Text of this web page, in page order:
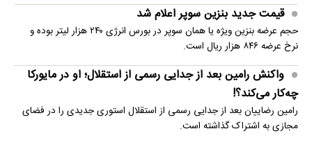
قیمت جدید بنزین سوپر اعلام شد
حجم عرضه بنزین ویژه یا همان سوپر در بورس انرژی ۲۴۰ هزار لیتر بوده و
نرخ عرضه ۸۴۶ هزار ریال است.
واکنش رامین بعد از جدایی رسمی از استقلال؛ او در مایورکا
چه‌کار می‌کند؟!
رامین رضاییان بعد از جدایی رسمی از استقلال استوری جدیدی را در فضای
مجازی به اشتراک گذاشته است.